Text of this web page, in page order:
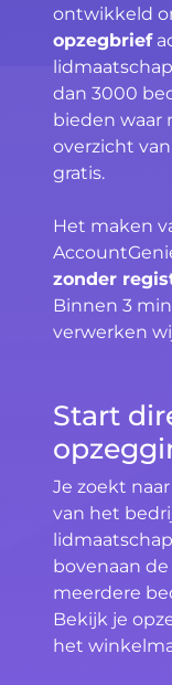
ontwikkeld
opzegbrief
dan 3000
bieden waar
overzicht
gratis.
Het maken
zonder
Binnen 3
verwerken
Start
Je zoekt
van het
bovenaan
meerdere
Bekijk je
het